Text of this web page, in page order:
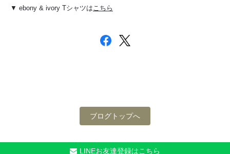
▼ ebony & ivory Tシャツはこちら
ブログトップへ
LINEお友達登録はこちら